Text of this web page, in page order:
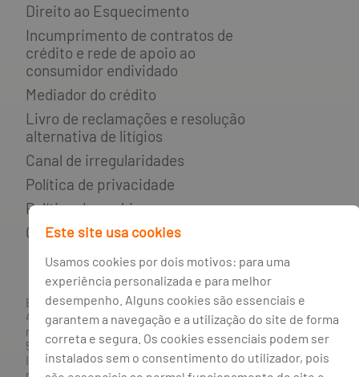
Direito ao Esquecimento
Incumprimento de contratos de
crédito e rede de apoio ao
consumidor endividado
Mediador do crédito
Livro de reclamações e resolução
alternativa de litígios
Canal de irregularidades
Política de privacidade
Política de cookies
Gestão de cookies
BANCO BPI, S.A., com sede na Avenida da Boavista, 1117,
4100-129 Porto; Capital Social: € 1 293 063 324,98; matriculada
na CRC Porto sob o número de matrícula PTIRNMJ 501 214
534, como o número de identificação fiscal 501 214 534.
Intermediário financeiro registado na CMVM com o n° 300 e
Este site usa cookies
Usamos cookies por dois motivos: para uma
experiência personalizada e para melhor
desempenho. Alguns cookies são essenciais e
garantem a navegação e a utilização do site de forma
correta e segura. Os cookies essenciais podem ser
instalados sem o consentimento do utilizador, pois